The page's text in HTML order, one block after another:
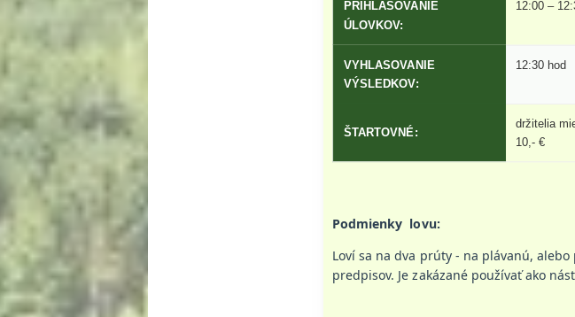
PRIHLASOVANIE
ÚLOVKOV:
12:00 –
VYHLASOVANIE
VÝSLEDKOV:
12:30 hod
ŠTARTOVNÉ:
držitelia
10,- €
Podmienky lovu:
Loví sa na dva prúty - na plávanú,
predpisov. Je zakázané používať ako